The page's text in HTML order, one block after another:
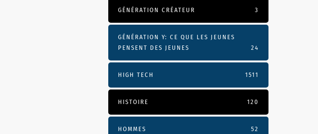
GÉNÉRATION CRÉATEUR 3
GÉNÉRATION Y: CE QUE LES JEUNES
PENSENT DES JEUNES
24
HIGH TECH 1511
HISTOIRE 120
HOMMES 52